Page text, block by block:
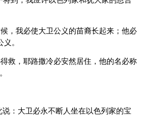
，我必使大卫公义的苗裔长起来；他必
。
救，耶路撒冷必安然居住，他的名必称
说：大卫必永不断人坐在以色列家的宝